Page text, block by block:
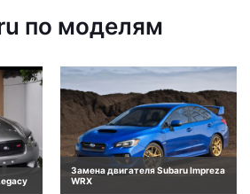
по моделям
Замена двигателя Subaru Impreza
WRX